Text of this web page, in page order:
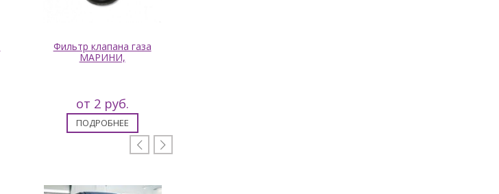
Фильтр клапана газа
МАРИНИ,
от 2 руб.
ПОДРОБНЕЕ
 